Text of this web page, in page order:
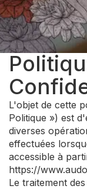
L'objet de cette
Politique ») est
diverses
effectuées
accessible à
https://
Le traitement